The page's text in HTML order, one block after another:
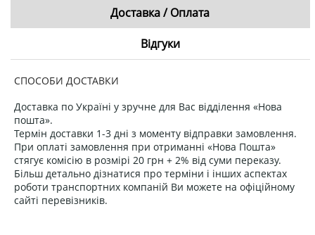
Доставка / Оплата
Відгуки
СПОСОБИ ДОСТАВКИ
Доставка по Україні у зручне для Вас відділення «Нова
пошта».
Термін доставки 1-3 дні з моменту відправки замовлення.
При оплаті замовлення при отриманні «Нова Пошта»
стягує комісію в розмірі 20 грн + 2% від суми переказу.
Більш детально дізнатися про терміни і інших аспектах
роботи транспортних компаній Ви можете на офіційному
сайті перевізників.